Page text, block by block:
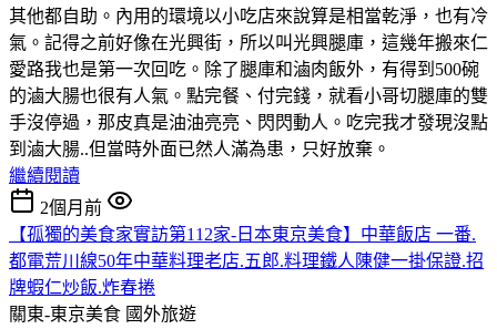
其他都自助。內用的環境以小吃店來說算是相當乾淨，也有冷
氣。記得之前好像在光興街，所以叫光興腿庫，這幾年搬來仁
愛路我也是第一次回吃。除了腿庫和滷肉飯外，有得到500碗
的滷大腸也很有人氣。點完餐、付完錢，就看小哥切腿庫的雙
手沒停過，那皮真是油油亮亮、閃閃動人。吃完我才發現沒點
到滷大腸..但當時外面已然人滿為患，只好放棄。
繼續閱讀
2個月前
【孤獨的美食家實訪第112家-日本東京美食】中華飯店 一番.
都電荒川線50年中華料理老店.五郎.料理鐵人陳健一掛保證.招
牌蝦仁炒飯.炸春捲
關東-東京美食 國外旅遊